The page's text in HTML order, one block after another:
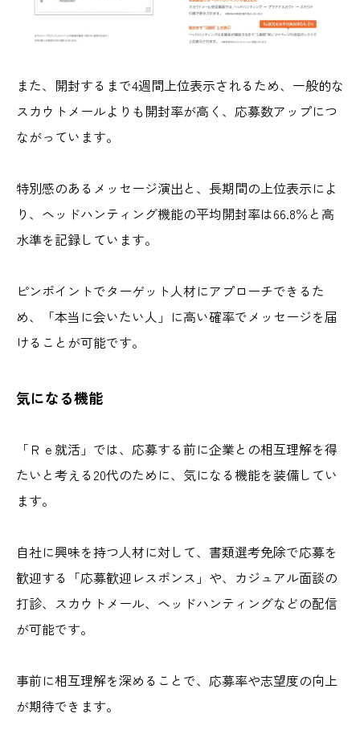
また、開封するまで4週間上位表示されるため、一般的な
スカウトメールよりも開封率が高く、応募数アップにつ
ながっています。
特別感のあるメッセージ演出と、長期間の上位表示によ
り、ヘッドハンティング機能の平均開封率は66.8％と高
水準を記録しています。
ピンポイントでターゲット人材にアプローチできるた
め、「本当に会いたい人」に高い確率でメッセージを届
けることが可能です。
気になる機能
「Ｒｅ就活」では、応募する前に企業との相互理解を得
たいと考える20代のために、気になる機能を装備してい
ます。
自社に興味を持つ人材に対して、書類選考免除で応募を
歓迎する「応募歓迎レスポンス」や、カジュアル面談の
打診、スカウトメール、ヘッドハンティングなどの配信
が可能です。
事前に相互理解を深めることで、応募率や志望度の向上
が期待できます。